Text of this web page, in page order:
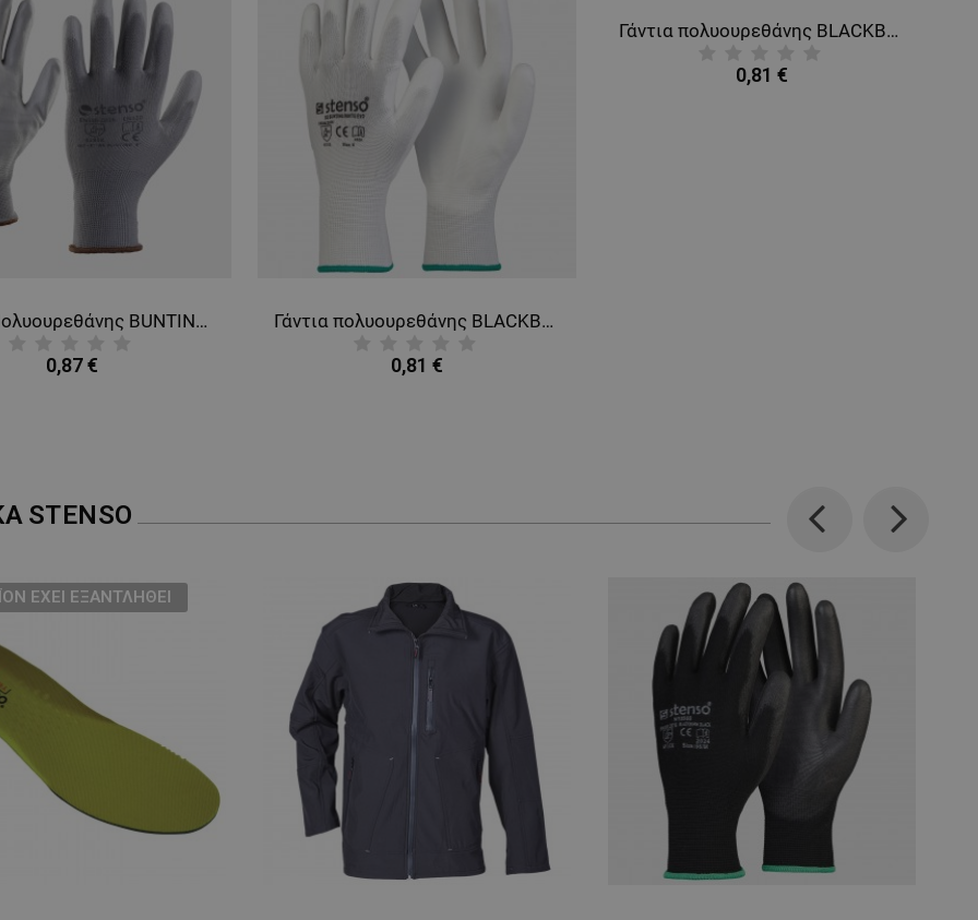
Γάντια Πολυουρεθάνης BUNTING GREY
0,87 €
Γάντια πολυουρεθάνης BLACKBURN WHITE
0,81 €
Γάντια πολυουρεθάνης BLACKBURN
0,81 €
STENSO
Previous
ΈΧΕΙ ΕΞΑΝΤΛΗΘΕΊ
Next